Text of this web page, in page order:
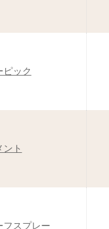
ピック
ト
フスプレー